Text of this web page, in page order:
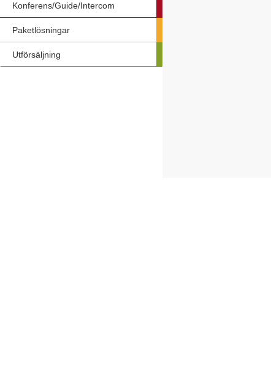
Konferens/Guide/Intercom
Paketlösningar
Utförsäljning